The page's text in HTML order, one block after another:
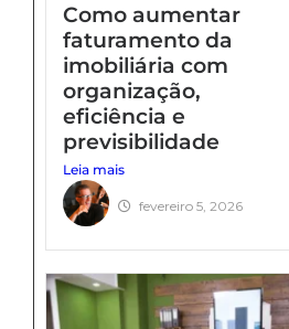
Como aumentar
faturamento da
imobiliária com
organização,
eficiência e
previsibilidade
Leia mais
fevereiro 5, 2026